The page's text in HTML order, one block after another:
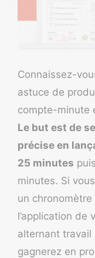
Connaissez-
astuce de
compte-minute
Le but est de
précise en
25 minutes
minutes. Si
un
l’application de
alternant travail
gagnerez en